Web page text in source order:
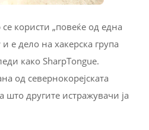
користи „повеќе од една
е дело на хакерска група
како SharpTongue.
од севернокорејската
што другите истражувачи ја